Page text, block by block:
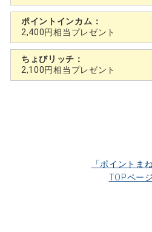
ポイントインカム：
2,400円相当プレゼント
ちょびリッチ：
2,100円相当プレゼント
「ポイントま
TOPペー